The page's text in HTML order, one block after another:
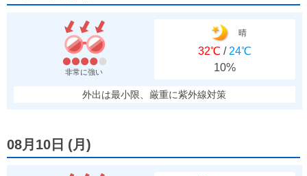
非常に強い
晴
32℃ / 24℃
10%
外出は最小限、厳重に紫外線対策
08月10日 (月 )